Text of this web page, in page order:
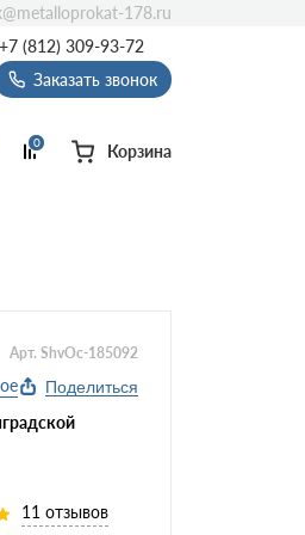
+7 (812) 309-93-72
Заказать звонок
0 Корзина
178.ru
Арт. ShvOc-185092
Поделиться
11 отзывов